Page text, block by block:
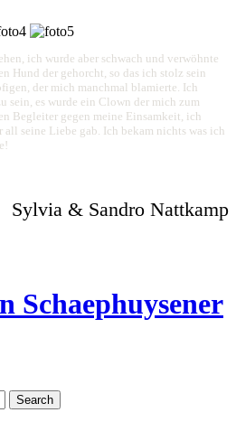
ich wurde aber schwach und verwöhnte
Hund der gehorcht, so das ich stolz sein
der mich manchmal blamierte. Ich
sein, es wurde ein Clown der mich zum
Begleiter gegen meine Einsamkeit, ich
all seine Liebe gab. Ich bekam nichts was ich
Sylvia & Sandro Nattkamp
Schaephuysener